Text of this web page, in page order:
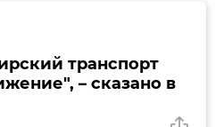
транспорт
– сказано в